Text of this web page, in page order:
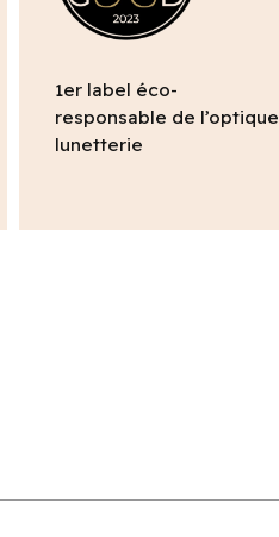
1er label éco-
responsable de l’optique
lunetterie